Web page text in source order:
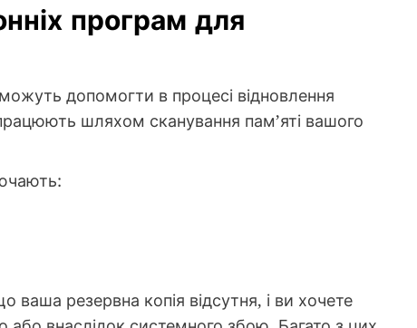
програм для
допомогти в процесі відновлення
шляхом сканування пам’яті вашого
резервна копія відсутня, і ви хочете